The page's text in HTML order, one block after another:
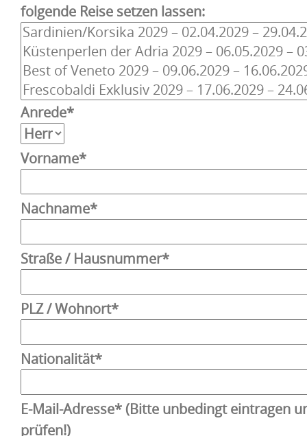
folgende Reise setzen lassen:
Anrede*
Vorname*
Nachname*
Straße / Hausnummer*
PLZ / Wohnort*
Nationalität*
E-Mail-Adresse* (Bitte unbedingt eintragen
prüfen!)